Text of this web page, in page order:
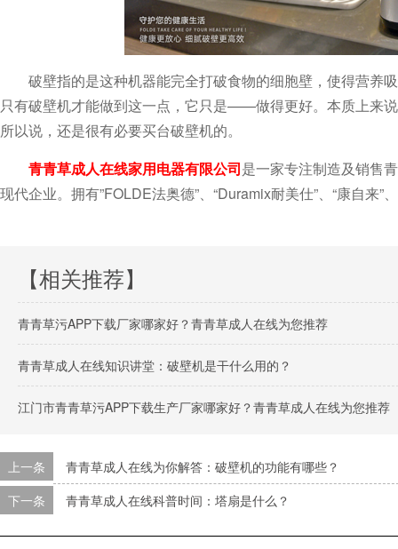
破壁指的是这种机器能完全打破食物的细胞壁，使得营养吸
只有破壁机才能做到这一点，它只是——做得更好。本质上来说
所以说，还是很有必要买台破壁机的。
青青草成人在线家用电器有限公司是一家专注制造及销售青
现代企业。拥有”FOLDE法奥德”、“Duramix耐美仕”、“康自来
【相关推荐】
青青草污APP下载厂家哪家好？青青草成人在线为您推荐
青青草成人在线知识讲堂：破壁机是干什么用的？
江门市青青草污APP下载生产厂家哪家好？青青草成人在线为您推荐
上一条
青青草成人在线为你解答：破壁机的功能有哪些？
下一条
青青草成人在线科普时间：塔扇是什么？